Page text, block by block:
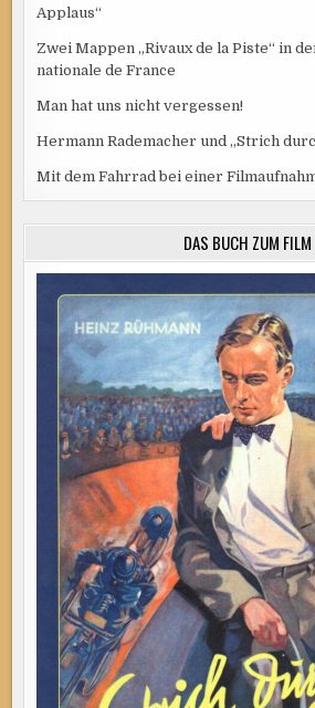
Applaus“
Zwei Mappen „Rivaux de la Piste“ in
nationale de France
Man hat uns nicht vergessen!
Hermann Rademacher und „Strich
Mit dem Fahrrad bei einer
DAS BUCH ZUM FILM